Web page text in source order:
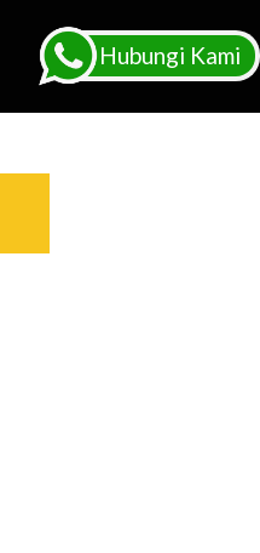
Hubungi Kami